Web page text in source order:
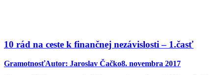
10 rád na ceste k finančnej nezávislosti – 1.časť
GramotnosťAutor: Jaroslav Čačko8. novembra 2017